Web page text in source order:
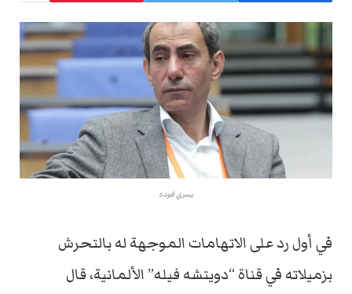
يسري فوده
في أول رد على الاتهامات الموجهة له بالتحرش
بزميلاته في قناة “دويتشه فيله” الألمانية، قال